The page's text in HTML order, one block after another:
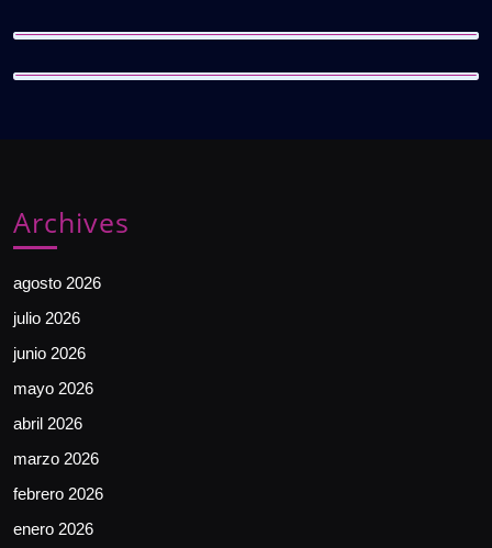
Archives
agosto 2026
julio 2026
junio 2026
mayo 2026
abril 2026
marzo 2026
febrero 2026
enero 2026